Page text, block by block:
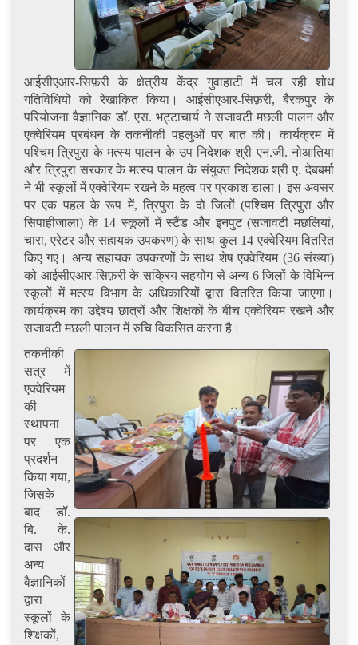
आईसीएआर-सिफ़री के क्षेत्रीय केंद्र गुवाहाटी में चल रही शोध
गतिविधियों को रेखांकित किया। आईसीएआर-सिफ़री, बैरकपुर के
परियोजना वैज्ञानिक डॉ. एस. भट्टाचार्य ने सजावटी मछली पालन और
एक्वेरियम प्रबंधन के तकनीकी पहलुओं पर बात की। कार्यक्रम में
पश्चिम त्रिपुरा के मत्स्य पालन के उप निदेशक श्री एन.जी. नोआतिया
और त्रिपुरा सरकार के मत्स्य पालन के संयुक्त निदेशक श्री ए. देबबर्मा
ने भी स्कूलों में एक्वेरियम रखने के महत्व पर प्रकाश डाला। इस अवसर
पर एक पहल के रूप में, त्रिपुरा के दो जिलों (पश्चिम त्रिपुरा और
सिपाहीजाला) के 14 स्कूलों में स्टैंड और इनपुट (सजावटी मछलियां,
चारा, एरेटर और सहायक उपकरण) के साथ कुल 14 एक्वेरियम वितरित
किए गए। अन्य सहायक उपकरणों के साथ शेष एक्वेरियम (36 संख्या)
को आईसीएआर-सिफ़री के सक्रिय सहयोग से अन्य 6 जिलों के विभिन्न
स्कूलों में मत्स्य विभाग के अधिकारियों द्वारा वितरित किया जाएगा।
कार्यक्रम का उद्देश्य छात्रों और शिक्षकों के बीच एक्वेरियम रखने और
सजावटी मछली पालन में रुचि विकसित करना है।
तकनीकी
सत्र में
एक्वेरियम
की
स्थापना
पर एक
प्रदर्शन
किया गया,
जिसके
बाद डॉ.
बि. के.
दास और
अन्य
वैज्ञानिकों
द्वारा
स्कूलों के
शिक्षकों,